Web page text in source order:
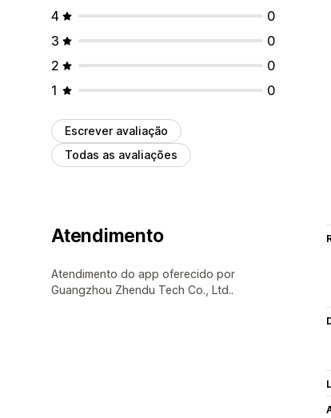
4
0
3
0
2
0
1
0
Escrever avaliação
Todas as avaliações
Atendimento
Atendimento do app oferecido por
Guangzhou Zhendu Tech Co., Ltd..